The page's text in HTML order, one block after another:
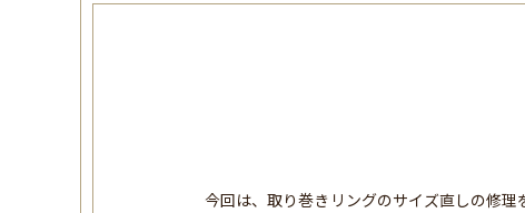
今回は、取り巻きリングのサイズ直しの修